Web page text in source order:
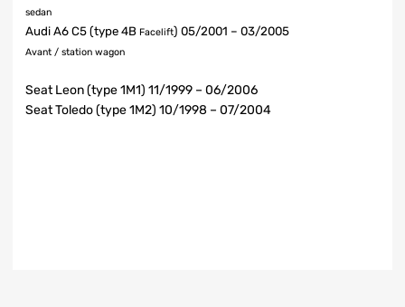
sedan
Audi A6 C5 (type 4B Facelift) 05/2001 – 03/2005
Avant / station wagon
Seat Leon (type 1M1) 11/1999 – 06/2006
Seat Toledo (type 1M2) 10/1998 – 07/2004